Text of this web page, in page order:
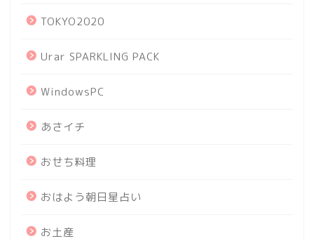
TOKYO2020
Urar SPARKLING PACK
WindowsPC
あさイチ
おせち料理
おはよう朝日星占い
お土産